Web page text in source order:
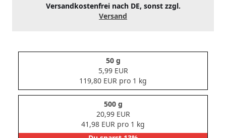
Versandkostenfrei nach DE, sonst zzgl.
Versand
50 g
5,99 EUR
119,80 EUR pro 1 kg
500 g
20,99 EUR
41,98 EUR pro 1 kg